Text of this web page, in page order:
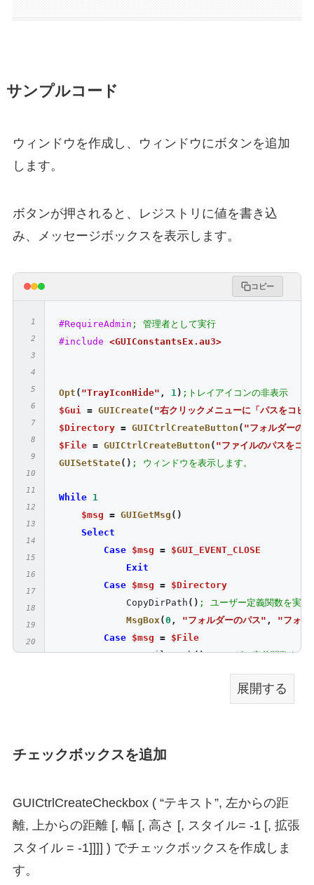
サンプルコード
ウィンドウを作成し、ウィンドウにボタンを追加
します。
ボタンが押されると、レジストリに値を書き込
み、メッセージボックスを表示します。
コピー
#RequireAdmin ; 管理者として実行
#include <GUIConstantsEx.au3>
Opt ( "TrayIconHide" , 1 ) ;トレイアイコンの非表示
$Gui
= GUICreate( "右クリックメニューに「パスをコピ
$Directory = GUICtrlCreateButton ( "フォルダーの
$File = GUICtrlCreateButton ( "ファイルのパスをコ
GUISetState() ; ウィンドウを表示します。
While
1
$msg = GUIGetMsg ()
Select
Case
$msg =
$GUI_EVENT_CLOSE
Exit
Case
$msg =
$Directory
            CopyDirPath
() ; ユーザー定義関数を実行
MsgBox (0 , "フォルダーのパス" ,
"フォル
Case
$msg =
$File
            CopyFilePath
(); ユーザー定義関数を実
"ファイルのパス", "ファイル
Func CopyDirPath();フォルダーの右クリックメニュー
;==>CopyDirPath
Func CopyFilePath () ;ファイルの右クリックメニューに
展開する
チェックボックスを追加
GUICtrlCreateCheckbox ( “テキスト”, 左からの距
離, 上からの距離 [, 幅 [, 高さ [, スタイル= -1 [, 拡張
スタイル = -1]]]] ) でチェックボックスを作成しま
す。